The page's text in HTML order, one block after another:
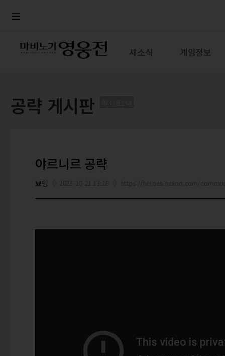
새소식 게임정보
공략 게시판
야르니르 공략
뾰밍